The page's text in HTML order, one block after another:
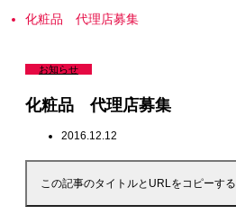
化粧品 代理店募集
お知らせ
化粧品 代理店募集
2016.12.12
この記事のタイトルとURLをコピーする